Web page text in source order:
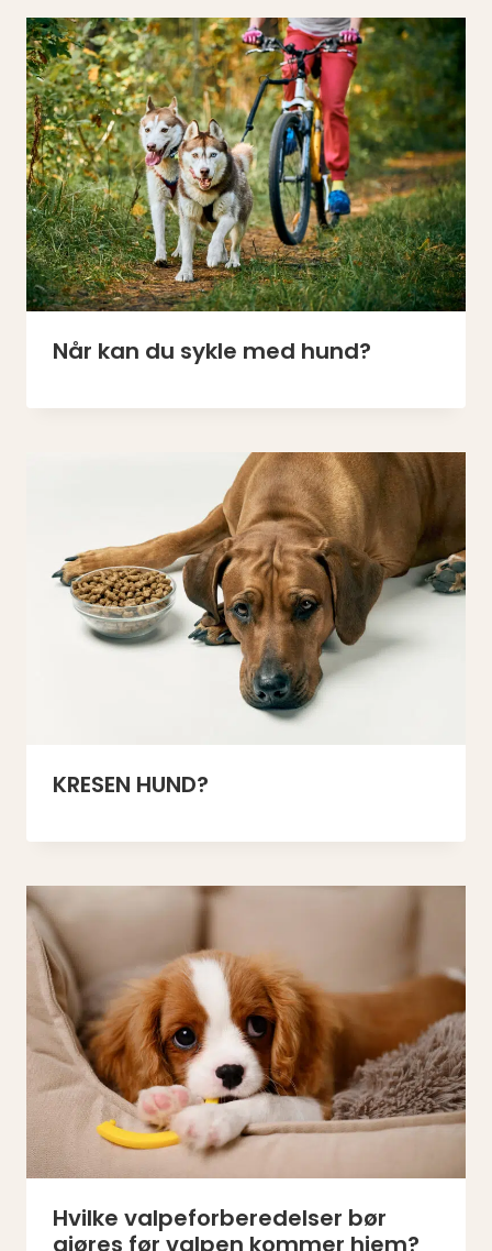
Når kan du sykle med hund?
KRESEN HUND?
Hvilke valpeforberedelser bør
gjøres før valpen kommer hjem?